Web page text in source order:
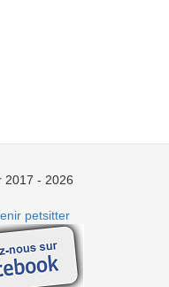
2017 - 2026
petsitter